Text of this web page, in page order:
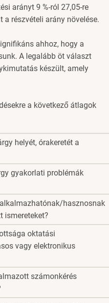
arányt 9 %-ról 27,05-re
részvételi arány növelése.
ahhoz, hogy a
A legalább öt választ
készült, amely
a következő átlagok
helyét, órakeretét a
gyakorlati problémák
hasznosnak
ismereteket?
oktatási
vagy elektronikus
számonkérés